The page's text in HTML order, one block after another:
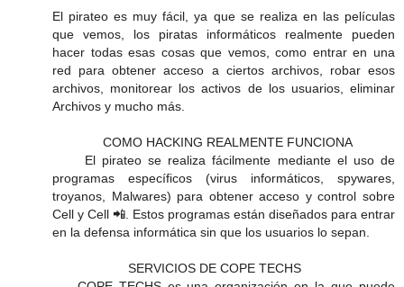
El pirateo es muy fácil, ya que se realiza en las películas
que vemos, los piratas informáticos realmente pueden
hacer todas esas cosas que vemos, como entrar en una
red para obtener acceso a ciertos archivos, robar esos
archivos, monitorear los activos de los usuarios, eliminar
Archivos y mucho más.
COMO HACKING REALMENTE FUNCIONA
El pirateo se realiza fácilmente mediante el uso de
programas específicos (virus informáticos, spywares,
troyanos, Malwares) para obtener acceso y control sobre
Cell y Cell 📲. Estos programas están diseñados para entrar
en la defensa informática sin que los usuarios lo sepan.
SERVICIOS DE COPE TECHS